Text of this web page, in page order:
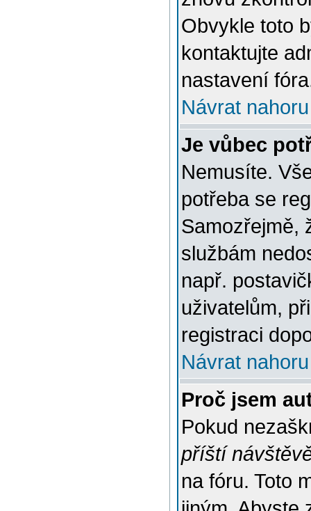
Obvykle toto
kontaktujte
nastavení
Návrat nahoru
Je vůbec
Nemusíte.
potřeba se
Samozřejmě,
službám
např.
uživatelům,
registraci
Návrat nahoru
Proč jsem
Pokud
příští
na fóru. Toto